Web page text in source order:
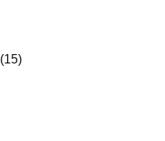
(15)